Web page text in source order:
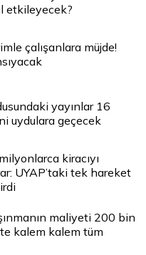
etkileyecek?
çalışanlara müjde!
yayınlar 16
uydulara geçecek
kiracıyı
UYAP’taki tek hareket
maliyeti 200 bin
kalem kalem tüm